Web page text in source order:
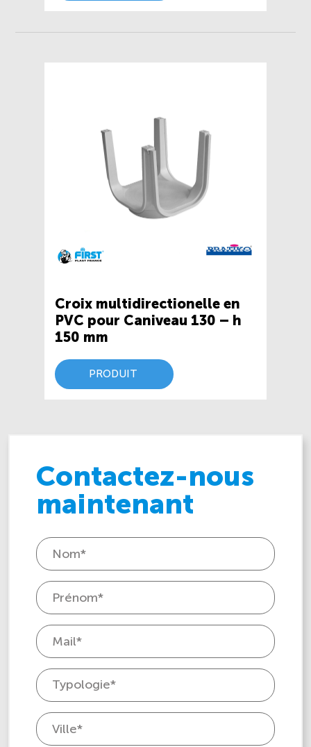
Croix multidirectionelle en
PVC pour Caniveau 130 – h
150 mm
PRODUIT
Contactez-nous
maintenant